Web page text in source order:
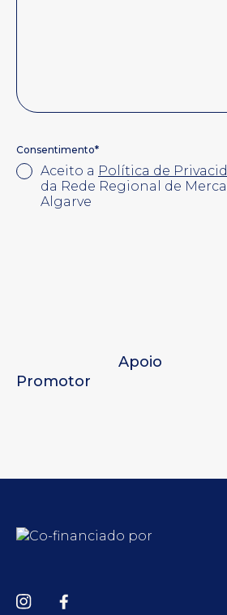
Consentimento*
Aceito a Política de
da Rede Regional de
Algarve
Promotor
Apoio